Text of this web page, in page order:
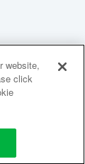
ップ
website,
click